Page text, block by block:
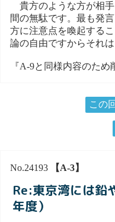
貴方のような方が相
間の無駄です。最も発
方に注意点を喚起する
論の自由ですからそれ
『A-9と同様内容のため
この
No.24193 【A-3】
Re:東京湾には鉛
年度）